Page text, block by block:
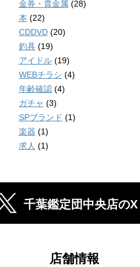
金券・貴金属 (28)
本 (22)
CDDVD(20)
釣具(19)
アイドル(19)
WEBチラシ (4)
年齢確認(4)
ガチャ (3)
SPブランド (1)
楽器 (1)
求人 (1)
千葉鑑定団中央店のX
店舗情報